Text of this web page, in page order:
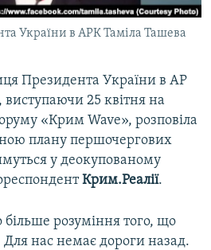
України в АРК Таміла Ташева
Президента України в АР
, виступаючи 25 квітня на
«Крим Wave», розповіла
плану першочергових
у деокупованому
Крим.Реалії.
розуміння того, що
нас немає дороги назад.